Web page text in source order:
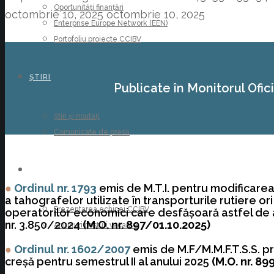
Oportunități finanțări
Enterprise Europe Network (EEN)
Portofoliu proiecte CCIBV
ȘTIRI
Știri și noutăți
Comunicate de presă
Prezentarea echipei CCIBV
Anunțuri posturi vacante
octombrie 10, 2025 octombrie 10, 2025
Publicate în Monitorul
● Ordinul nr. 1793 emis de M.T.I. pentru
a tahografelor utilizate în transporturile rutiere
operatorilor economici care desfăşoară astfel de
nr. 3.850/2024(M.O. nr. 897/01.10.2025)
● Ordinul nr. 1602/2007emis de M.F/
creşă pentru semestrul II al anului 2025 (M.O. nr.